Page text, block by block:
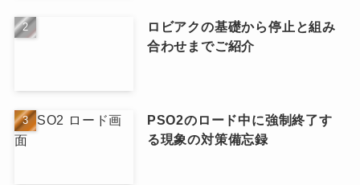
ロビアクの基礎から停止と組み
合わせまでご紹介
PSO2のロード中に強制終了す
る現象の対策備忘録